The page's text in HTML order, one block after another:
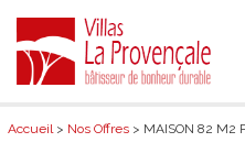
Accueil> Nos Offres > MAISON 82 M2